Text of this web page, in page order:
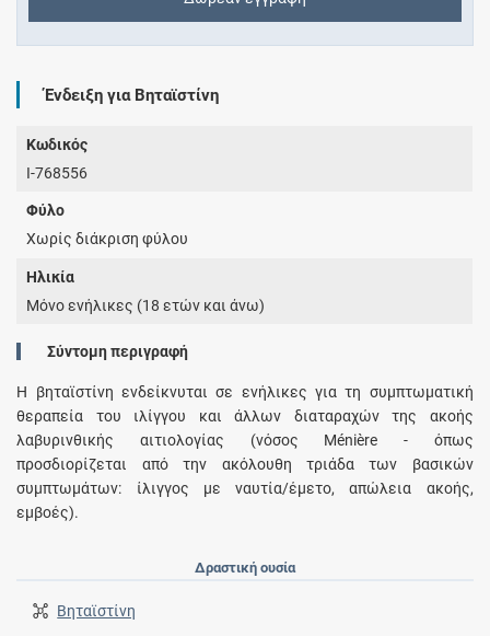
Ένδειξη για Βηταϊστίνη
Κωδικός
I-768556
Φύλο
Χωρίς διάκριση φύλου
Ηλικία
Μόνο ενήλικες (18 ετών και άνω)
Σύντομη περιγραφή
Η βηταϊστίνη ενδείκνυται σε ενήλικες για τη συμπτωματική
θεραπεία του ιλίγγου και άλλων διαταραχών της ακοής
λαβυρινθικής αιτιολογίας (νόσος Ménière - όπως
προσδιορίζεται από την ακόλουθη τριάδα των βασικών
συμπτωμάτων: ίλιγγος με ναυτία/έμετο, απώλεια ακοής,
εμβοές).
Δραστική ουσία
Βηταϊστίνη